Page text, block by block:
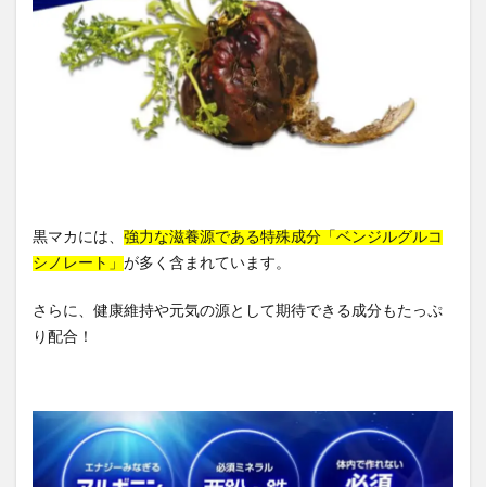
黒マカには、 強力な滋養源である特殊成分「ベンジルグルコ
シノレート」 が多く含まれています。
さらに、健康維持や元気の源として期待できる成分もたっぷ
り配合！